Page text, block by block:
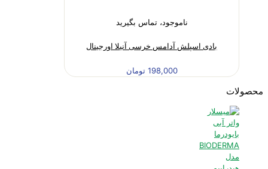
ناموجود، تماس بگیرید
بادی اسپلش آدامس خرسی آنیلا اورجینال
198,000 تومان
محصولات